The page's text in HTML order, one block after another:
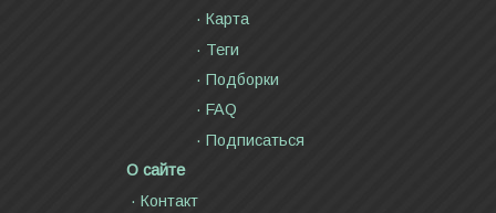
Карта
Теги
Подборки
FAQ
Подписаться
О сайте
Контакт